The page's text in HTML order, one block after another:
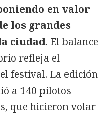
en valor
los grandes
ciudad. El balance
refleja el
festival. La edición
a 140 pilotos
que hicieron volar